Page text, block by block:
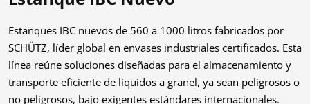
Estanques IBC nuevos de 560 a 1000 litros fabricados por
SCHÜTZ, líder global en envases industriales certificados. Esta
línea reúne soluciones diseñadas para el almacenamiento y
transporte eficiente de líquidos a granel, ya sean peligrosos o
no peligrosos, bajo exigentes estándares internacionales.